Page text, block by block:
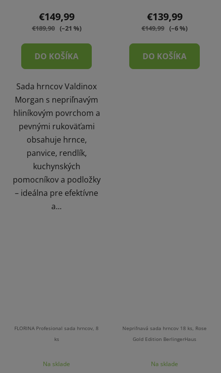
€149,99
€189,90 (–21 %)
DO KOŠÍKA
Sada hrncov Valdinox
Morgan s nepriľnavým
hliníkovým povrchom a
pevnými rukoväťami
obsahuje hrnce,
panvice, rendlík,
kuchynských
pomocníkov a podložky
– ideálna pre efektívne
a...
€139,99
€149,99 (–6 %)
DO KOŠÍKA
FLORINA Profesional sada hrncov, 8
ks
Na sklade
Nepriľnavá sada hrncov 18 ks, Rose
Gold Edition BerlingerHaus
Na sklade